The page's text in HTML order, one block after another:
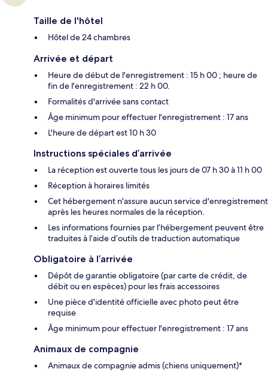
Taille de l'hôtel
Hôtel de 24 chambres
Arrivée et départ
Heure de début de l'enregistrement : 15 h 00 ; heure de
fin de l'enregistrement : 22 h 00.
Formalités d'arrivée sans contact
Âge minimum pour effectuer l'enregistrement : 17 ans
L'heure de départ est 10 h 30
Instructions spéciales d’arrivée
La réception est ouverte tous les jours de 07 h 30 à 11 h 00
Réception à horaires limités
Cet hébergement n'assure aucun service d'enregistrement
après les heures normales de la réception.
Les informations fournies par l’hébergement peuvent être
traduites à l’aide d’outils de traduction automatique
Obligatoire à l’arrivée
Dépôt de garantie obligatoire (par carte de crédit, de
débit ou en espèces) pour les frais accessoires
Une pièce d'identité officielle avec photo peut être
requise
Âge minimum pour effectuer l'enregistrement : 17 ans
Animaux de compagnie
Animaux de compagnie admis (chiens uniquement)*